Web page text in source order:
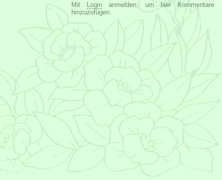
Mit Login anmelden, um hier Kommentare
hinzuzufügen.